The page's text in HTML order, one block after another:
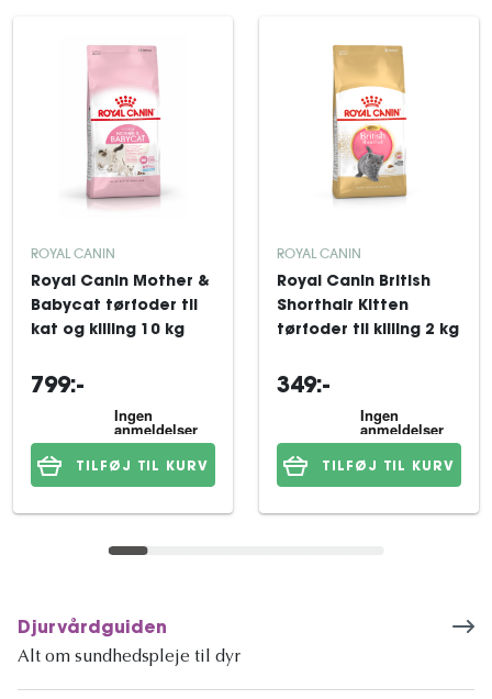
ROYAL CANIN
Royal Canin Mother &
Babycat tørfoder til
kat og killing 10 kg
799:-
TILFØJ TIL KURV
ROYAL CANIN
Royal Canin British
Shorthair Kitten
tørfoder til killing 2 kg
349:-
TILFØJ TIL KURV
Djurvårdguiden
Alt om sundhedspleje til dyr